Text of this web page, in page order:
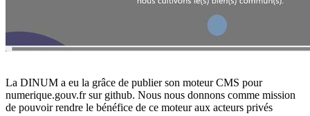
La DINUM a eu la grâce de publier son moteur CMS pour
numerique.gouv.fr sur github. Nous nous donnons comme mission
de pouvoir rendre le bénéfice de ce moteur aux acteurs privés